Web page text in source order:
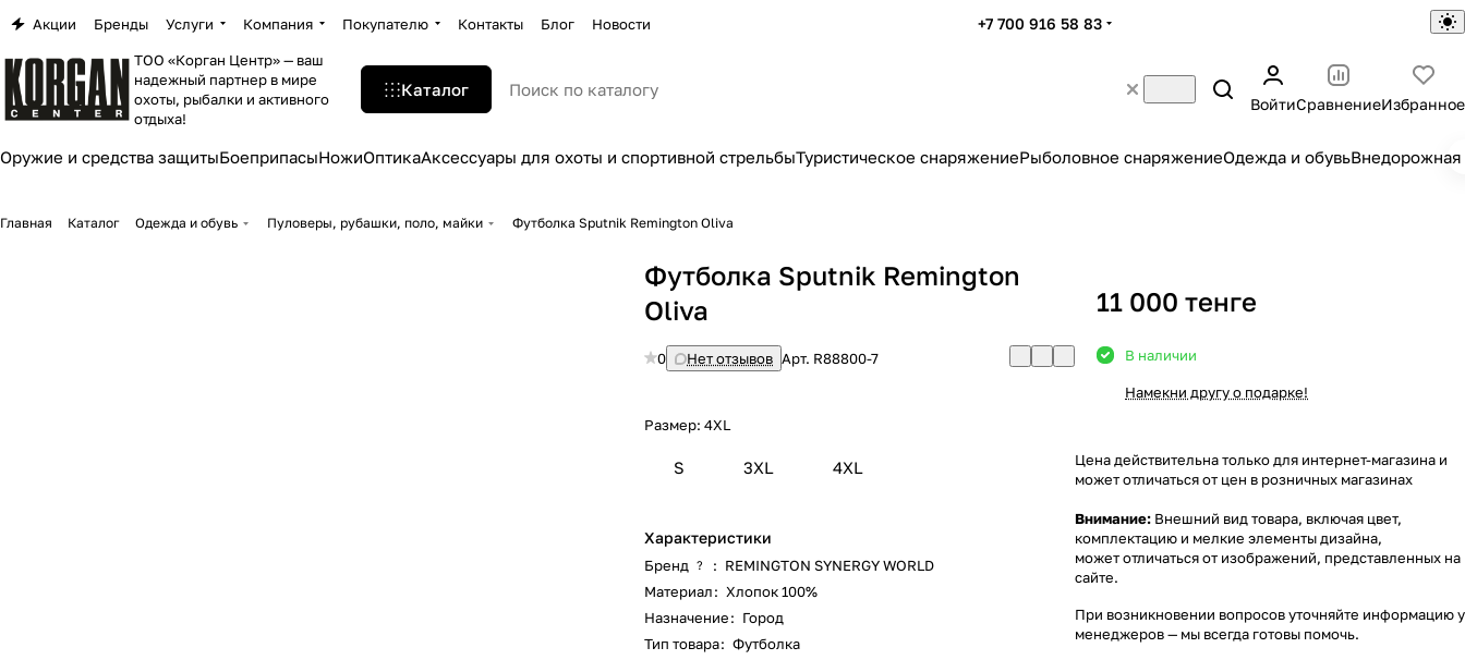
Акции Бренды Услуги Компания Покупателю Контакты Блог Новости +7 700 916 58 83
ТОО «Корган Центр» — ваш
надежный партнер в мире
охоты, рыбалки и активного
отдыха!
Каталог
ВойтиСравнениеИзбранное
Оружие и средства защитыБоеприпасыНожиОптикаАксессуары для охоты и спортивной стрельбыТуристическое снаряжениеРыболовное снаряжениеОдежда и обувьВнедорожная
Главная Каталог Одежда и обувь Пуловеры, рубашки, поло, майки Футболка Sputnik Remington Oliva
Футболка Sputnik Remington
Oliva
0 Нет отзывов Арт. R88800-7
Размер:4XL
S 3XL 4XL
Характеристики
Бренд ? : REMINGTON SYNERGY WORLD
Материал: Хлопок 100%
Назначение: Город
Тип товара: Футболка
11 000 тенге
В наличии
Намекни другу о подарке!
Цена действительна только для интернет-магазина и
может отличаться от цен в розничных магазинах
Внимание: Внешний вид товара, включая цвет,
комплектацию и мелкие элементы дизайна,
может отличаться от изображений, представленных на
сайте.
При возникновении вопросов уточняйте информацию у
менеджеров— мы всегда готовы помочь.